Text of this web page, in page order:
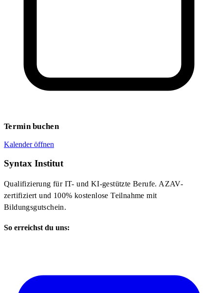
Termin buchen
Kalender öffnen
Syntax Institut
Qualifizierung für IT- und KI-gestützte Berufe. AZAV-
zertifiziert und 100% kostenlose Teilnahme mit
Bildungsgutschein.
So erreichst du uns: